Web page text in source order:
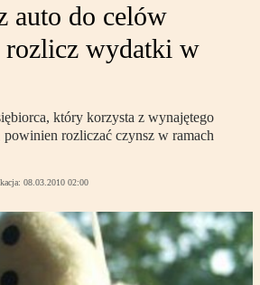
auto do celów
rozlicz wydatki w
który korzysta z wynajętego
powinien rozliczać czynsz w ramach
08.03.2010 02:00